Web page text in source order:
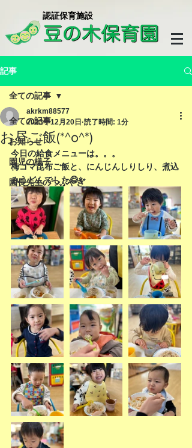
​認証保育施設
記事
全ての記事
お知らせ
園児の様子
園長先生のつぶやき
全ての記事
お昼ご飯(*^o^*)
akrkm88577
2023年12月20日 読了時間: 1分
今日の給食メニューは。。。
梅ゴマ昆布ご飯と、にんじんしりしり、煮込
みうどんでした😋✨